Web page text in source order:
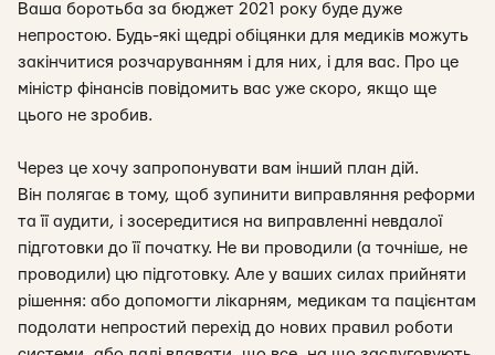
Ваша боротьба за бюджет 2021 року буде дуже
непростою. Будь-які щедрі обіцянки для медиків можуть
закінчитися розчаруванням і для них, і для вас. Про це
міністр фінансів повідомить вас уже скоро, якщо ще
цього не зробив.
Через це хочу запропонувати вам інший план дій.
Він полягає в тому, щоб зупинити виправляння реформи
та її аудити, і зосередитися на виправленні невдалої
підготовки до її початку. Не ви проводили (а точніше, не
проводили) цю підготовку. Але у ваших силах прийняти
рішення: або допомогти лікарням, медикам та пацієнтам
подолати непростий перехід до нових правил роботи